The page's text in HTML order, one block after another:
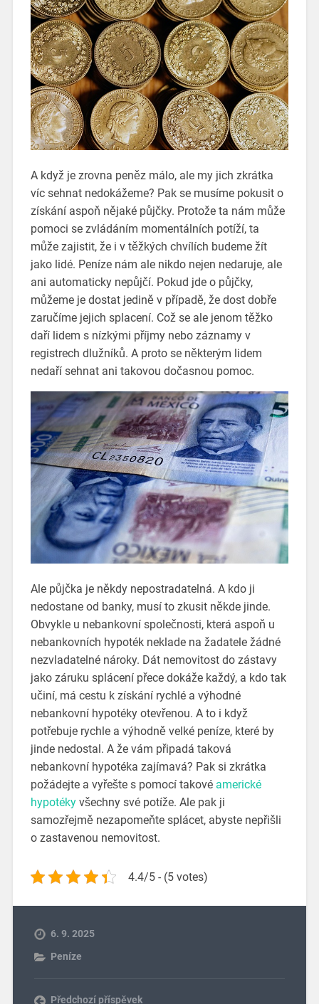
A když je zrovna peněz málo, ale my jich zkrátka
víc sehnat nedokážeme? Pak se musíme pokusit o
získání aspoň nějaké půjčky. Protože ta nám může
pomoci se zvládáním momentálních potíží, ta
může zajistit, že i v těžkých chvílích budeme žít
jako lidé. Peníze nám ale nikdo nejen nedaruje, ale
ani automaticky nepůjčí. Pokud jde o půjčky,
můžeme je dostat jedině v případě, že dost dobře
zaručíme jejich splacení. Což se ale jenom těžko
daří lidem s nízkými příjmy nebo záznamy v
registrech dlužníků. A proto se některým lidem
nedaří sehnat ani takovou dočasnou pomoc.
Ale půjčka je někdy nepostradatelná. A kdo ji
nedostane od banky, musí to zkusit někde jinde.
Obvykle u nebankovní společnosti, která aspoň u
nebankovních hypoték neklade na žadatele žádné
nezvladatelné nároky. Dát nemovitost do zástavy
jako záruku splácení přece dokáže každý, a kdo tak
učiní, má cestu k získání rychlé a výhodné
nebankovní hypotéky otevřenou. A to i když
potřebuje rychle a výhodně velké peníze, které by
jinde nedostal. A že vám připadá taková
nebankovní hypotéka zajímavá? Pak si zkrátka
požádejte a vyřešte s pomocí takové americké
hypotékyvšechny své potíže. Ale pak ji
samozřejmě nezapomeňte splácet, abyste nepřišli
o zastavenou nemovitost.
4.4/5 - (5 votes)
6. 9. 2025
Peníze
Předchozí příspěvek